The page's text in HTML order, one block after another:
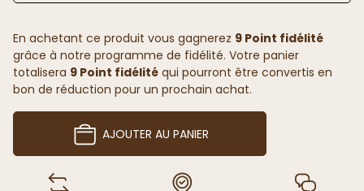
En achetant ce produit vous gagnerez 9 Point fidélité
grâce à notre programme de fidélité. Votre panier
totalisera 9 Point fidélité qui pourront être convertis en
bon de réduction pour un prochain achat.
AJOUTER AU PANIER